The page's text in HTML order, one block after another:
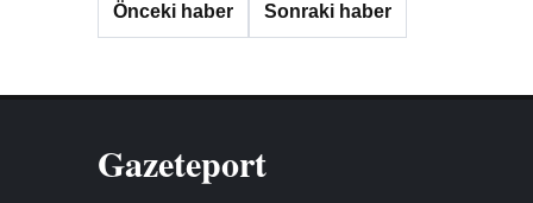
Önceki haber Sonraki haber
Gazeteport